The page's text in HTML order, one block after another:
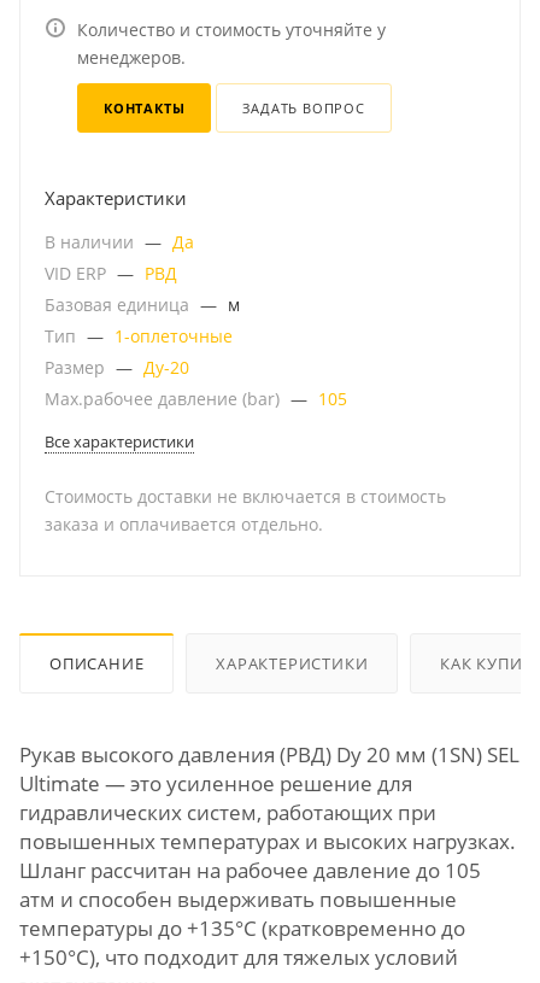
Количество и стоимость уточняйте у
менеджеров.
КОНТАКТЫ ЗАДАТЬ ВОПРОС
Характеристики
В наличии — Да
VID ERP — РВД
Базовая единица — м
Тип — 1-оплеточные
Размер — Ду-20
Мах.рабочее давление (bar) — 105
Все характеристики
Стоимость доставки не включается в стоимость
заказа и оплачивается отдельно.
ОПИСАНИЕ ХАРАКТЕРИСТИКИ КАК
Рукав высокого давления (РВД) Dу 20 мм (1SN) SEL
Ultimate — это усиленное решение для
гидравлических систем, работающих при
повышенных температурах и высоких нагрузках.
Шланг рассчитан на рабочее давление до 105
атм и способен выдерживать повышенные
температуры до +135°C (кратковременно до
+150°C), что подходит для тяжелых условий